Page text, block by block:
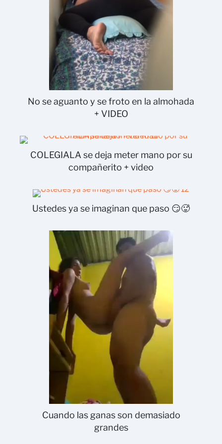
No se aguanto y se froto en la almohada
+ VIDEO
COLEGIALA se deja meter mano por su
compañerito + video
Ustedes ya se imaginan que paso 😏🥵
Cuando las ganas son demasiado
grandes